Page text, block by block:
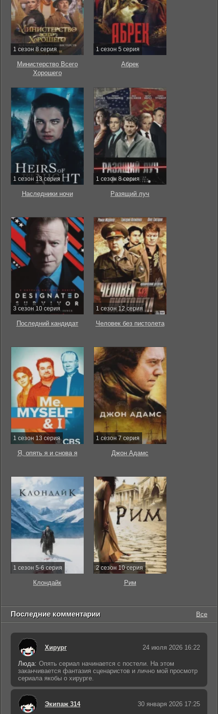
1 сезон 8 серия
Министерство Всего
Хорошего
1 сезон 5 серия
Абрек
1 сезон 13 серия
Наследники ночи
1 сезон 8 серия
Разящий луч
3 сезон 10 серия
Последний кандидат
1 сезон 12 серия
Человек без пистолета
1 сезон 13 серия
Я, опять я и снова я
1 сезон 7 серия
Джон Адамс
1 сезон 5-6 серия
Клондайк
2 сезон 10 серия
Рим
Последние комментарии Все
Хирург 24 июля 2026 16:22
Люда: Опять сериал начинается с постели. На этом
заканчивается фантазия сценаристов и лично мой просмотр
сериала якобы о хирурге.
Экипаж 314 30 января 2026 17:25